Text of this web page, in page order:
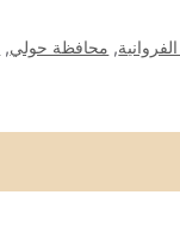
, محافظة حولي,